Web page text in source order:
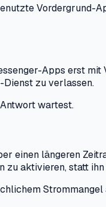
Vordergrund-
Apps erst mit
Dienst zu verlassen.
wartest.
einen längeren
aktivieren, statt
Strommangel